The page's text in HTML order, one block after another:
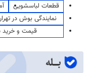
قطعات لباسشویی
نمایندگی بوش در
قیمت و خرید